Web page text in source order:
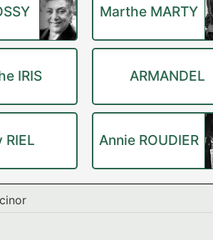
Marthe MARTY
IRIS ARMANDEL
RIEL Annie ROUDIER